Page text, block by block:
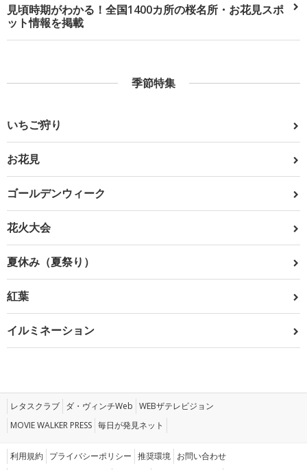
見頃時期がわかる！全国1400カ所の桜名所・お花見スポ
ット情報を掲載
季節特集
いちご狩り
お花見
ゴールデンウィーク
花火大会
夏休み（夏祭り）
紅葉
イルミネーション
レタスクラブ ダ・ヴィンチWeb WEBザテレビジョン
MOVIE WALKER PRESS 毎日が発見ネット
利用規約 プライバシーポリシー 推奨環境 お問い合わせ